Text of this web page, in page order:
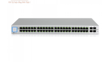
Add to
wishlist